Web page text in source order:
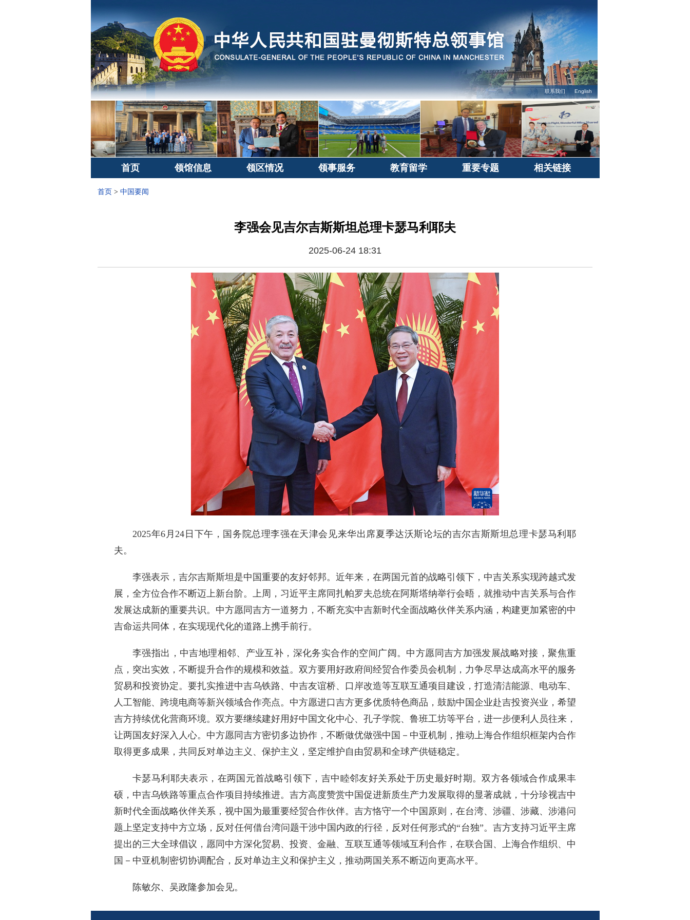
联系我们 English
首页 领馆信息 领区情况 领事服务 教育留学 重要专题 相关链接
首页 > 中国要闻
李强会见吉尔吉斯斯坦总理卡瑟马利耶夫
2025-06-24 18:31
2025年6月24日下午，国务院总理李强在天津会见来华出席夏季达沃斯论坛的吉尔吉斯斯坦总理卡瑟马利耶
夫。
李强表示，吉尔吉斯斯坦是中国重要的友好邻邦。近年来，在两国元首的战略引领下，中吉关系实现跨越式发
展，全方位合作不断迈上新台阶。上周，习近平主席同扎帕罗夫总统在阿斯塔纳举行会晤，就推动中吉关系与合作
发展达成新的重要共识。中方愿同吉方一道努力，不断充实中吉新时代全面战略伙伴关系内涵，构建更加紧密的中
吉命运共同体，在实现现代化的道路上携手前行。
李强指出，中吉地理相邻、产业互补，深化务实合作的空间广阔。中方愿同吉方加强发展战略对接，聚焦重
点，突出实效，不断提升合作的规模和效益。双方要用好政府间经贸合作委员会机制，力争尽早达成高水平的服务
贸易和投资协定。要扎实推进中吉乌铁路、中吉友谊桥、口岸改造等互联互通项目建设，打造清洁能源、电动车、
人工智能、跨境电商等新兴领域合作亮点。中方愿进口吉方更多优质特色商品，鼓励中国企业赴吉投资兴业，希望
吉方持续优化营商环境。双方要继续建好用好中国文化中心、孔子学院、鲁班工坊等平台，进一步便利人员往来，
让两国友好深入人心。中方愿同吉方密切多边协作，不断做优做强中国－中亚机制，推动上海合作组织框架内合作
取得更多成果，共同反对单边主义、保护主义，坚定维护自由贸易和全球产供链稳定。
卡瑟马利耶夫表示，在两国元首战略引领下，吉中睦邻友好关系处于历史最好时期。双方各领域合作成果丰
硕，中吉乌铁路等重点合作项目持续推进。吉方高度赞赏中国促进新质生产力发展取得的显著成就，十分珍视吉中
新时代全面战略伙伴关系，视中国为最重要经贸合作伙伴。吉方恪守一个中国原则，在台湾、涉疆、涉藏、涉港问
题上坚定支持中方立场，反对任何借台湾问题干涉中国内政的行径，反对任何形式的“台独”。吉方支持习近平主席
提出的三大全球倡议，愿同中方深化贸易、投资、金融、互联互通等领域互利合作，在联合国、上海合作组织、中
国－中亚机制密切协调配合，反对单边主义和保护主义，推动两国关系不断迈向更高水平。
陈敏尔、吴政隆参加会见。